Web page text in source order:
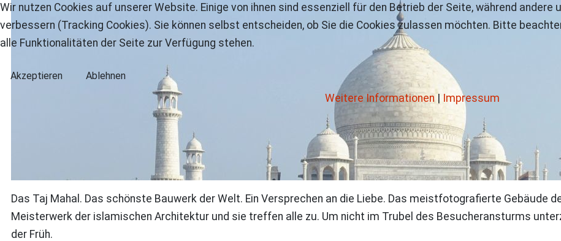
Das Taj Mahal. Das schönste Bauwerk der Welt. Ein Versprechen an die Liebe. Das meistfotografierte Gebäude
Meisterwerk der islamischen Architektur und sie treffen alle zu. Um nicht im Trubel des Besucheransturms
der Früh.
Wir nutzen Cookies auf unserer Website. Einige von ihnen sind essenziell für den Betrieb der Seite, während
verbessern (Tracking Cookies). Sie können selbst entscheiden, ob Sie die Cookies zulassen möchten. Bitte
alle Funktionalitäten der Seite zur Verfügung stehen.
Akzeptieren Ablehnen
Weitere Informationen Impressum